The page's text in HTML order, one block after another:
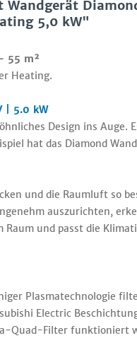
5,0 kW"
55 m²
Heating.
| 5.0 kW
Design ins Auge.
hat das Diamond
und die Raumluft so
auszurichten,
Raum und passt die
Plasmatechnologie
Electric
Quad-Filter funktioniert